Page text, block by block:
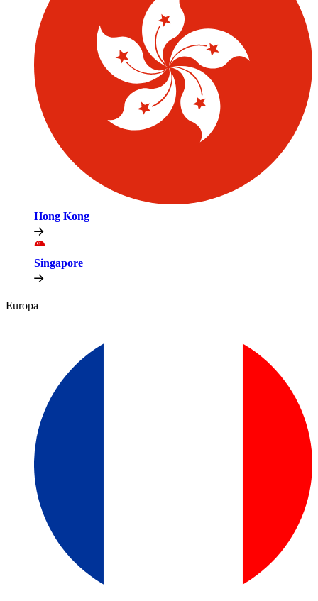
Hong Kong​​
Singapore​​
Europa​​